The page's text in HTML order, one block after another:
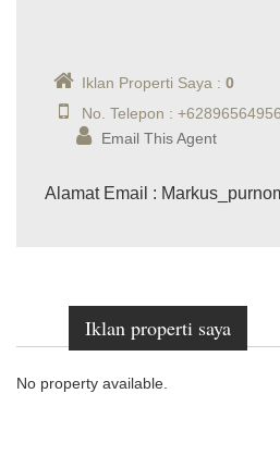
Iklan Properti Saya : 0
No. Telepon :
Email This Agent
Alamat Email :
Iklan properti saya
No property available.